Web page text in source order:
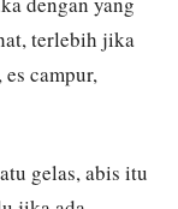
terlebih jika
campur,
gelas, abis itu